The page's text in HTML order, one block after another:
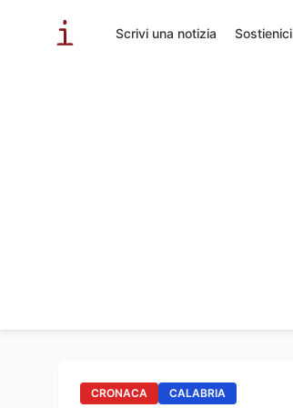
Scrivi una notizia Sostienici
CRONACA CALABRIA